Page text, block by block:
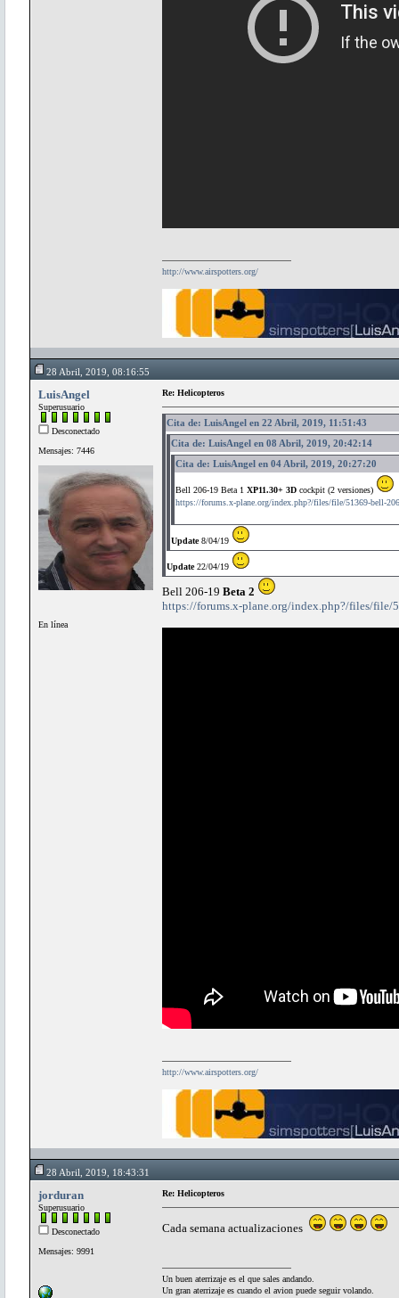
http://www.airspotters.org/
28 Abril, 2019, 08:16:55
LuisAngel
Superusuario
Desconectado
Mensajes: 7446
En línea
Re: Helicopteros
Cita de: LuisAngel en 22 Abril, 2019, 11:51:43
Cita de: LuisAngel en 08 Abril, 2019, 20:42:14
Cita de: LuisAngel en 04 Abril, 2019, 20:27:20
Bell 206-19 Beta 1 XP11.30+ 3D cockpit (2 versiones)
https://forums.x-plane.org/index.php?/files/file/51369-bell-
Update8/04/19
Update22/04/19
Bell 206-19 Beta 2
https://forums.x-plane.org/index.php?/files/file/
http://www.airspotters.org/
28 Abril, 2019, 18:43:31
jorduran
Superusuario
Desconectado
Mensajes: 9991
Re: Helicopteros
Cada semana actualizaciones
Un buen aterrizaje es el que sales andando.
Un gran aterrizaje es cuando el avion puede seguir volando.